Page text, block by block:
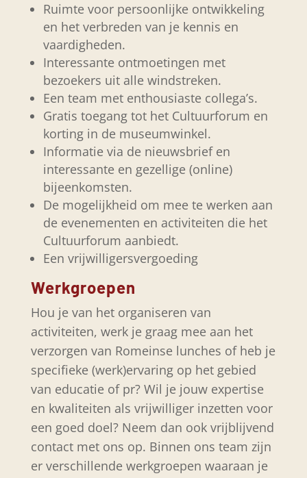
Ruimte voor persoonlijke ontwikkeling
en het verbreden van je kennis en
vaardigheden.
Interessante ontmoetingen met
bezoekers uit alle windstreken.
Een team met enthousiaste collega’s.
Gratis toegang tot het Cultuurforum en
korting in de museumwinkel.
Informatie via de nieuwsbrief en
interessante en gezellige (online)
bijeenkomsten.
De mogelijkheid om mee te werken aan
de evenementen en activiteiten die het
Cultuurforum aanbiedt.
Een vrijwilligersvergoeding
Werkgroepen
Hou je van het organiseren van
activiteiten, werk je graag mee aan het
verzorgen van Romeinse lunches of heb je
specifieke (werk)ervaring op het gebied
van educatie of pr? Wil je jouw expertise
en kwaliteiten als vrijwilliger inzetten voor
een goed doel? Neem dan ook vrijblijvend
contact met ons op. Binnen ons team zijn
er verschillende werkgroepen waaraan je